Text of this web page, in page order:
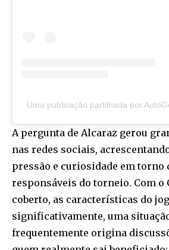
Uma publicação partilhada por
A pergunta de Alcaraz gerou
nas redes sociais,
pressão e curiosidade em torno
responsáveis do torneio. Com o
coberto, as características do
significativamente, uma
frequentemente origina